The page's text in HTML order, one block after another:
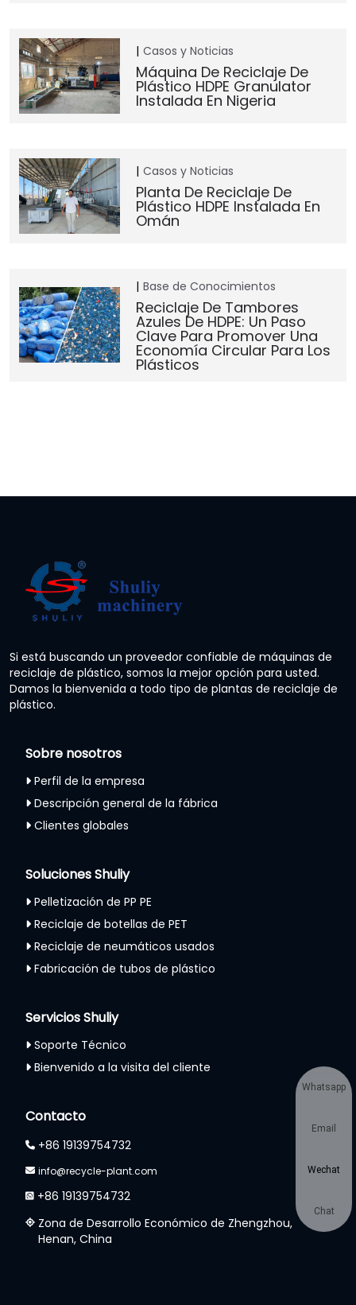
Casos y Noticias
Máquina De Reciclaje De
Plástico HDPE Granulator
Instalada En Nigeria
Casos y Noticias
Planta De Reciclaje De
Plástico HDPE Instalada En
Omán
Base de Conocimientos
Reciclaje De Tambores
Azules De HDPE: Un Paso
Clave Para Promover Una
Economía Circular Para Los
Plásticos
Si está buscando un proveedor confiable de máquinas de
reciclaje de plástico, somos la mejor opción para usted.
Damos la bienvenida a todo tipo de plantas de reciclaje de
plástico.
Sobre nosotros
Perfil de la empresa
Descripción general de la fábrica
Clientes globales
Soluciones Shuliy
Pelletización de PP PE
Reciclaje de botellas de PET
Reciclaje de neumáticos usados
Fabricación de tubos de plástico
Servicios Shuliy
Soporte Técnico
Bienvenido a la visita del cliente
Contacto
+86 19139754732
info@recycle-plant.com
+86 19139754732
Zona de Desarrollo Económico de Zhengzhou,
Henan, China
Whatsapp
Email
Wechat
Chat